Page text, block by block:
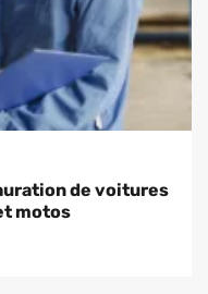
de voitures
motos